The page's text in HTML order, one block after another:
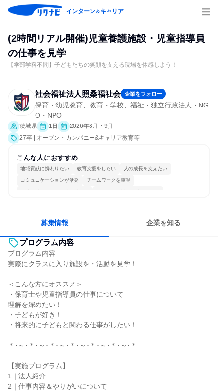
インターン＆キャリア
(2時間リアル開催)児童養護施設・児童指導員
の仕事を見学
【学部学科不問】子どもたちの笑顔を支える現場を体感しよう！
社会福祉法人照桑福祉会 企業をフォロー
保育・幼児教育、教育・学校、福祉・独立行政法人・NG
O・NPO
茨城県 1日
2026年8月・9月
27卒 | オープン・カンパニー&キャリア教育等
こんな人におすすめ
地域貢献に携わりたい 教育支援をしたい 人の成長を支えたい
コミュニケーションが活発 チームワークを重視
女性が働きやすい環境で働ける 長く同じ会社に居続けられる
募集情報 企業を知る
プログラム内容
プログラム内容
実際にクラスに入り施設を・活動を見学！
＜こんな方にオススメ＞
・保育士や児童指導員の仕事について
理解を深めたい！
・子どもが好き！
・将来的に子どもと関わる仕事がしたい！
＊･～･＊･～･＊･～･＊･～･＊･～･＊･～･＊
【実施プログラム】
1｜法人紹介
2｜仕事内容＆やりがいについて